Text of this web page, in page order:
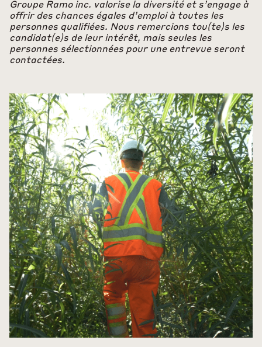
Groupe Ramo inc. valorise la diversité et s’engage à
offrir des chances égales d’emploi à toutes les
personnes qualifiées. Nous remercions tou(te)s les
candidat(e)s de leur intérêt, mais seules les
personnes sélectionnées pour une entrevue seront
contactées.